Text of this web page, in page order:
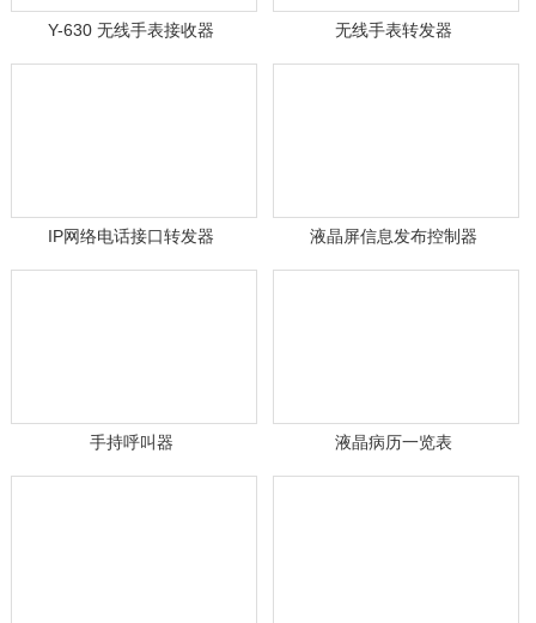
Y-630 无线手表接收器 无线手表转发器
IP网络电话接口转发器 液晶屏信息发布控制器
手持呼叫器 液晶病历一览表